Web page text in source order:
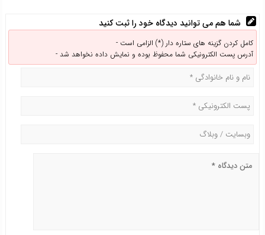
شما هم می توانید دیدگاه خود را ثبت کنید
کامل کردن گزینه های ستاره دار (*) الزامی است -
آدرس پست الکترونیکی شما محفوظ بوده و نمایش داده نخواهد شد -